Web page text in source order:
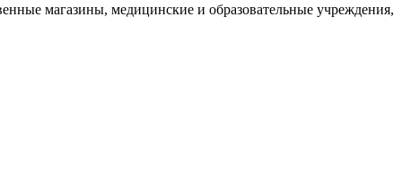
магазины, медицинские и образовательные учреждения,